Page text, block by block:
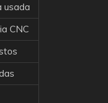
usada
CNC